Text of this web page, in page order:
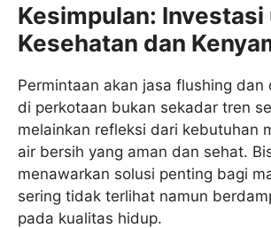
Kesimpulan:
Kesehatan dan
Permintaan akan jasa flushing dan
di perkotaan bukan sekadar tren
melainkan refleksi dari kebutuhan
air bersih yang aman dan sehat.
menawarkan solusi penting bagi
sering tidak terlihat namun
pada kualitas hidup.